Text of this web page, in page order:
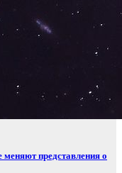
меняют представления о